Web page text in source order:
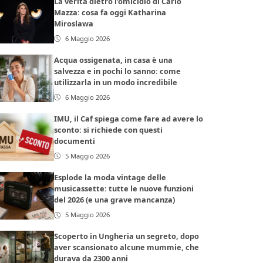
Mazza: cosa fa oggi Katharina
Miroslawa
6 Maggio 2026
Acqua ossigenata, in casa è una
salvezza e in pochi lo sanno: come
utilizzarla in un modo incredibile
6 Maggio 2026
IMU, il Caf spiega come fare ad avere lo
sconto: si richiede con questi
documenti
5 Maggio 2026
Esplode la moda vintage delle
musicassette: tutte le nuove funzioni
del 2026 (e una grave mancanza)
5 Maggio 2026
Scoperto in Ungheria un segreto, dopo
aver scansionato alcune mummie, che
durava da 2300 anni